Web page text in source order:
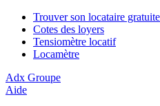
Trouver son locataire
Cotes des loyers
Tensiomètre locatif
Locamètre
Adx Groupe
Aide